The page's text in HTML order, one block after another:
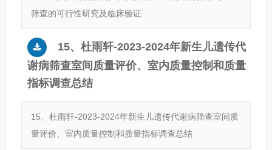
筛查的可行性研究及临床验证
15、杜雨轩-2023-2024年新生儿遗传代
谢病筛查室间质量评价、室内质量控制和质量
指标调查总结
15、杜雨轩-2023-2024年新生儿遗传代谢病筛查室间质
量评价、室内质量控制和质量指标调查总结